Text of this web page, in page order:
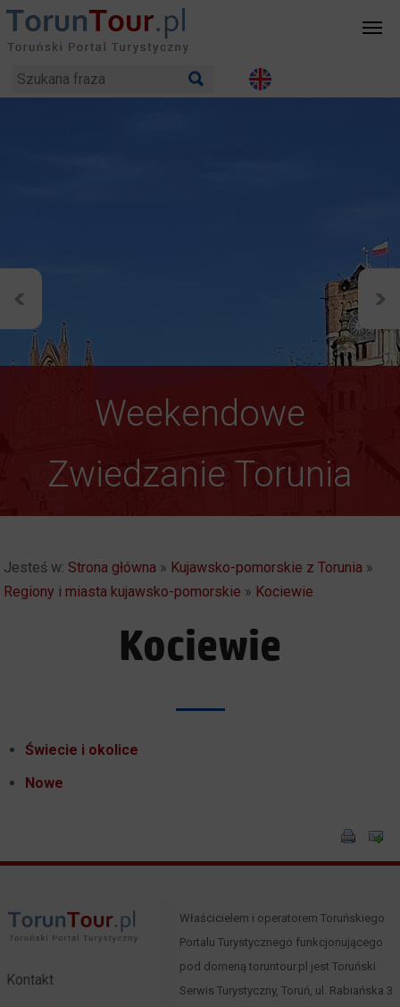
Weekendowe
Zwiedzanie Torunia
Autentyczny i
Spektakularny. Toruń
Jesteś w: Strona główna » Kujawsko-pomorskie z Torunia »
Regiony i miasta kujawsko-pomorskie » Kociewie
Kociewie
Świecie i okolice
Nowe
Kontakt
Właścicielem i operatorem Toruńskiego
Portalu Turystycznego funkcjonującego
pod domeną toruntour.pl jest Toruński
Serwis Turystyczny, Toruń, ul. Rabiańska 3